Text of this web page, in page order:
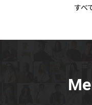
しかし翌年の2025年
見せました。サウナ
「とても嬉しかった
知内温泉に来てくれ
すべ